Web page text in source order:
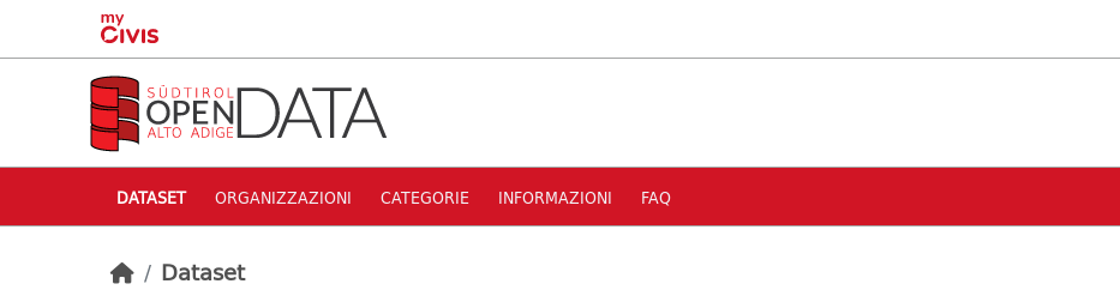
Skip to main content
DATASET ORGANIZZAZIONI CATEGORIE INFORMAZIONI FAQ
Dataset